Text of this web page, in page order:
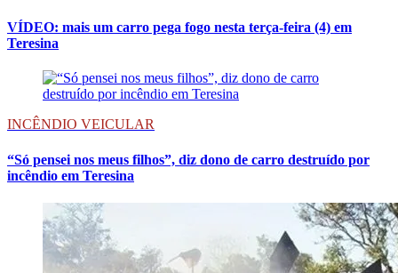
VÍDEO: mais um carro pega fogo nesta terça-feira (4) em
Teresina
INCÊNDIO VEICULAR
“Só pensei nos meus filhos”, diz dono de carro destruído por
incêndio em Teresina